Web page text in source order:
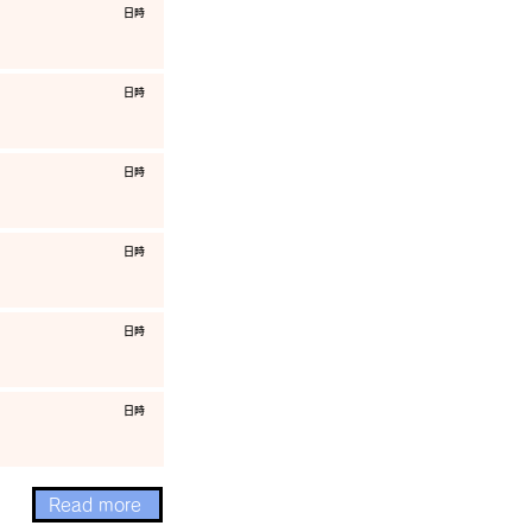
​日時
​日時
​日時
​日時
​日時
​日時
Read more